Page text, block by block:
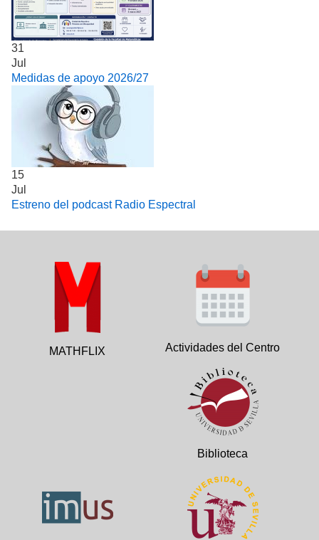
31
Jul
Medidas de apoyo 2026/27
15
Jul
Estreno del podcast Radio Espectral
MATHFLIX Actividades del Centro
Biblioteca